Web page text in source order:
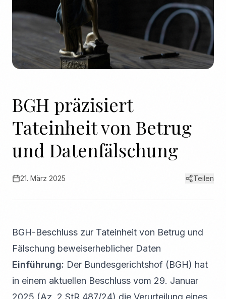
BGH präzisiert
Tateinheit von Betrug
und Datenfälschung
21. März 2025 Teilen
BGH-Beschluss zur Tateinheit von Betrug und
Fälschung beweiserheblicher Daten
Einführung: Der Bundesgerichtshof (BGH) hat
in einem aktuellen Beschluss vom 29. Januar
2025 (Az. 2 StR 487/24) die Verurteilung eines